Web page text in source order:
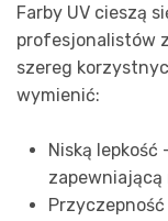
Farby UV cieszą
profesjonalistów
szereg
wymienić:
Niską lepkość